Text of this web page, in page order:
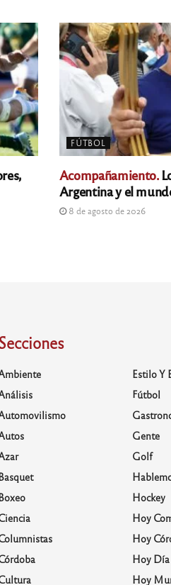
FÚTBOL
Acompañamiento.
Argentina y el
8 de agosto de 2026
Estilo Y
Fútbol
Gente
Golf
Hockey
Hoy
Hoy
Hoy
Hoy